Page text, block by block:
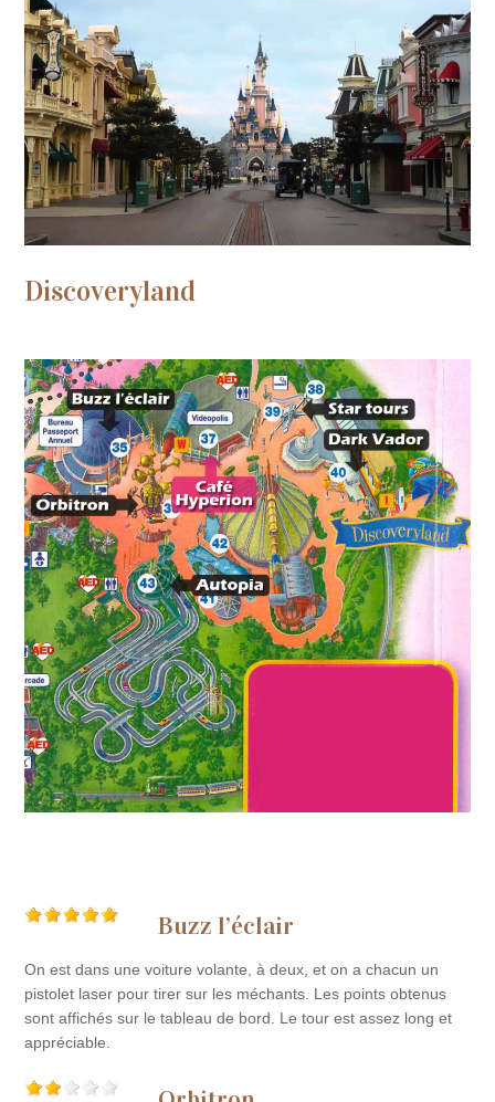
Discoveryland
Buzz l’éclair
On est dans une voiture volante, à deux, et on a chacun un
pistolet laser pour tirer sur les méchants. Les points obtenus
sont affichés sur le tableau de bord. Le tour est assez long et
appréciable.